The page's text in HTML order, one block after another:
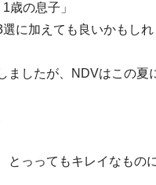
歳の息子」
に加えても良いかもしれ
ましたが、NDVはこの夏
とっってもキレイなもの